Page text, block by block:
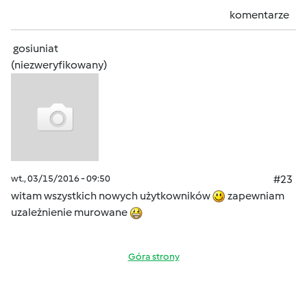
komentarze
gosiuniat
(niezweryfikowany)
wt., 03/15/2016 - 09:50
#23
witam wszystkich nowych użytkowników
zapewniam
uzależnienie murowane
Góra strony